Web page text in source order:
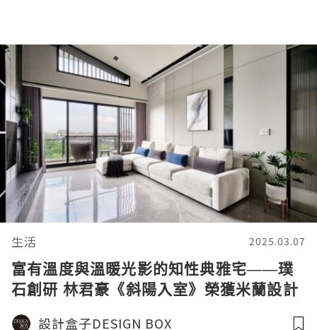
生活 2025.03.07
富有溫度與溫暖光影的知性典雅宅——璞
石創研 林君豪《斜陽入室》榮獲米蘭設計
大獎 – 銀獎
設計盒子DESIGN BOX